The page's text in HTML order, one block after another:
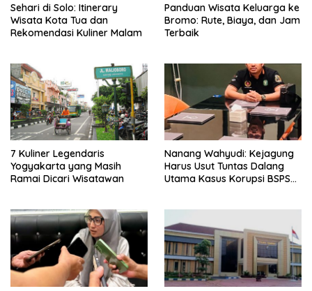
Sehari di Solo: Itinerary
Wisata Kota Tua dan
Rekomendasi Kuliner Malam
Panduan Wisata Keluarga ke
Bromo: Rute, Biaya, dan Jam
Terbaik
7 Kuliner Legendaris
Yogyakarta yang Masih
Ramai Dicari Wisatawan
Nanang Wahyudi: Kejagung
Harus Usut Tuntas Dalang
Utama Kasus Korupsi BSPS